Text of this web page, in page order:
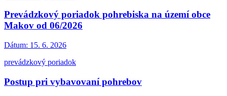
Prevádzkový poriadok pohrebiska na území obce
Makov od 06/2026
Dátum: 15. 6. 2026
prevádzkový poriadok
Postup pri vybavovaní pohrebov